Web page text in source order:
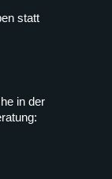
statt
in der